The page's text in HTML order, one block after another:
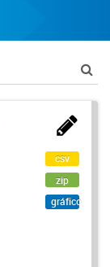
csv
zip
gráfico